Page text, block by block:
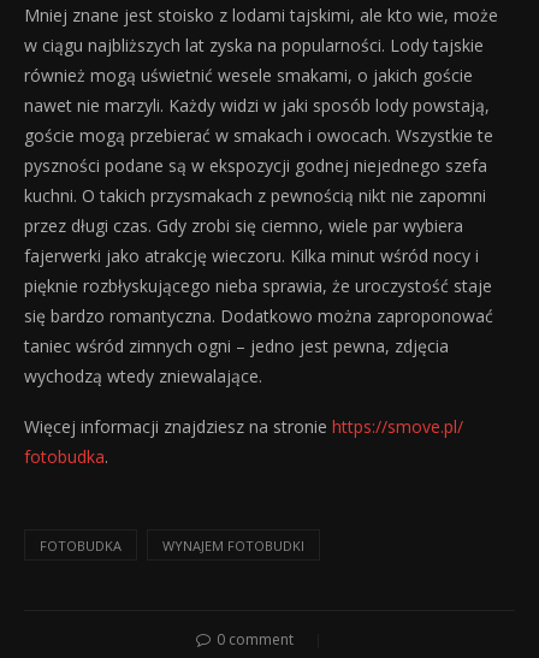
Mniej znane jest stoisko z lodami tajskimi, ale kto wie, może
w ciągu najbliższych lat zyska na popularności. Lody tajskie
również mogą uświetnić wesele smakami, o jakich goście
nawet nie marzyli. Każdy widzi w jaki sposób lody powstają,
goście mogą przebierać w smakach i owocach. Wszystkie te
pyszności podane są w ekspozycji godnej niejednego szefa
kuchni. O takich przysmakach z pewnością nikt nie zapomni
przez długi czas. Gdy zrobi się ciemno, wiele par wybiera
fajerwerki jako atrakcję wieczoru. Kilka minut wśród nocy i
pięknie rozbłyskującego nieba sprawia, że uroczystość staje
się bardzo romantyczna. Dodatkowo można zaproponować
taniec wśród zimnych ogni – jedno jest pewna, zdjęcia
wychodzą wtedy zniewalające.
Więcej informacji znajdziesz na stronie https://smove.pl/
fotobudka.
FOTOBUDKA WYNAJEM FOTOBUDKI
0 comment